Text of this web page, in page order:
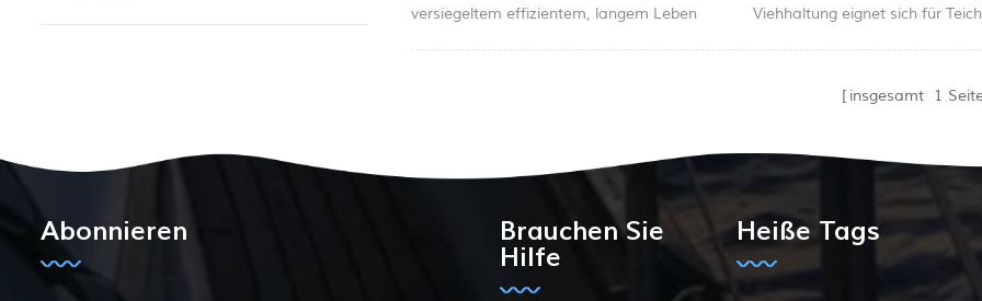
Wasserpumpe für Boot
versiegeltem effizientem, langem Leben
Viehhaltung eignet sich für
insgesamt
1
Abonnieren Brauchen Sie
Hilfe
Heiße Tags